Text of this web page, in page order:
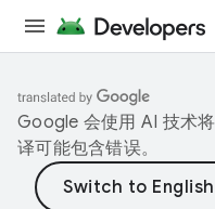
Google 会使用 AI 技术
译可能包含错误。